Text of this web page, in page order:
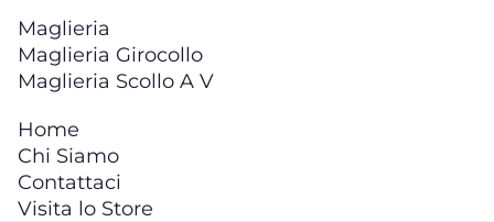
Maglieria
Maglieria Girocollo
Maglieria Scollo A V
Home
Chi Siamo
Contattaci
Visita lo Store